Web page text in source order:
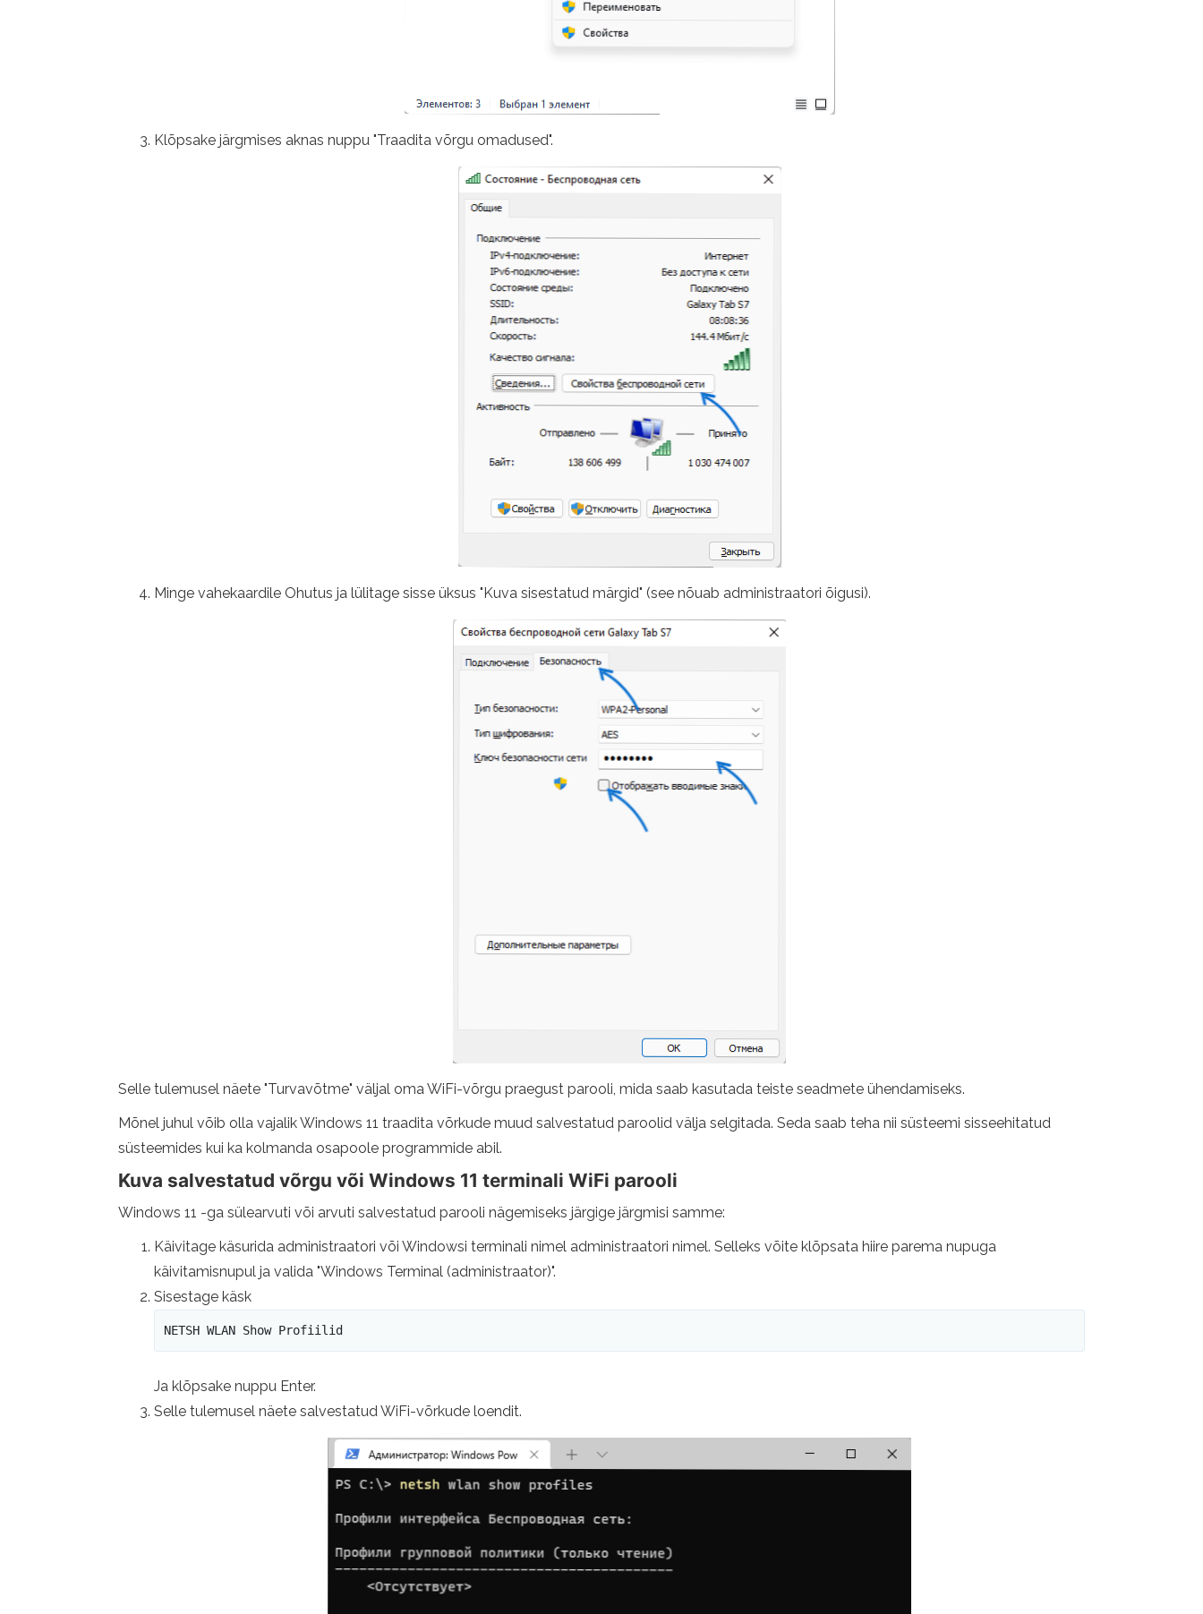
Klõpsake järgmises aknas nuppu "Traadita võrgu omadused".
Minge vahekaardile Ohutus ja lülitage sisse üksus "Kuva sisestatud märgid" (see nõuab administraatori õigusi).
Selle tulemusel näete "Turvavõtme" väljal oma WiFi-võrgu praegust parooli, mida saab kasutada teiste seadmete ühendamiseks.
Mõnel juhul võib olla vajalik Windows 11 traadita võrkude muud salvestatud paroolid välja selgitada. Seda saab teha nii süsteemi sisseehitatud
süsteemides kui ka kolmanda osapoole programmide abil.
Kuva salvestatud võrgu või Windows 11 terminali WiFi parooli
Windows 11 -ga sülearvuti või arvuti salvestatud parooli nägemiseks järgige järgmisi samme:
Käivitage käsurida administraatori või Windowsi terminali nimel administraatori nimel. Selleks võite klõpsata hiire parema nupuga
käivitamisnupul ja valida "Windows Terminal (administraator)".
Sisestage käsk
NETSH WLAN Show Profiilid
Ja klõpsake nuppu Enter.
Selle tulemusel näete salvestatud WiFi-võrkude loendit.